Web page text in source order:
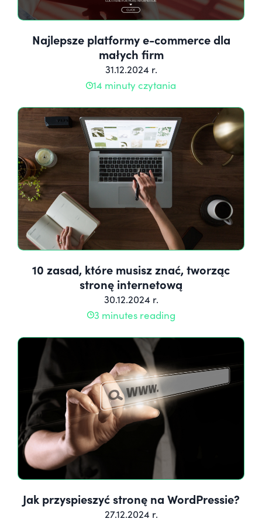
Najlepsze platformy e-commerce dla
małych firm
31.12.2024 r.
14 minuty czytania
10 zasad, które musisz znać, tworząc
stronę internetową
30.12.2024 r.
3 minutes reading
Jak przyspieszyć stronę na WordPressie?
27.12.2024 r.